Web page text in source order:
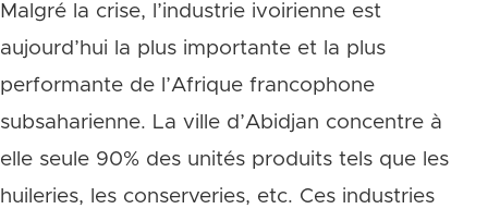
Malgré la crise, l’industrie ivoirienne est
aujourd’hui la plus importante et la plus
performante de l’Afrique francophone
subsaharienne. La ville d’Abidjan concentre à
elle seule 90% des unités produits tels que les
huileries, les conserveries, etc. Ces industries